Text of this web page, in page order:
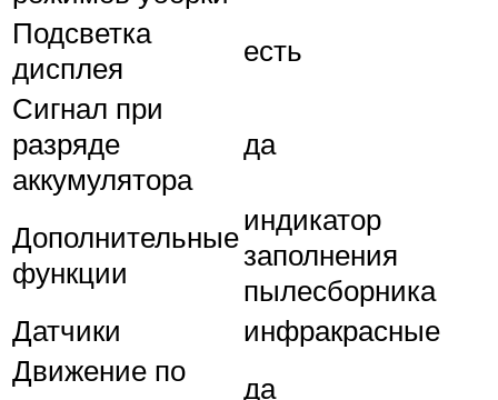
Подсветка
дисплея
есть
Сигнал при
разряде
аккумулятора
да
Дополнительные
функции
индикатор
заполнения
пылесборника
Датчики
инфракрасные
Движение по
да